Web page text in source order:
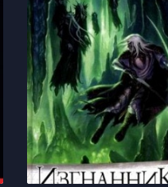
18 018
19 019
20 020